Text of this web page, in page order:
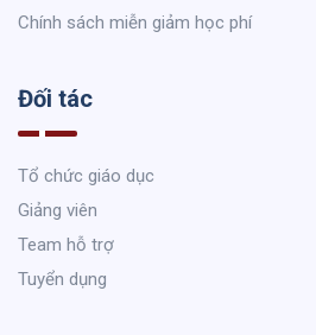
Chính sách miễn giảm học phí
Đối tác
Tổ chức giáo dục
Giảng viên
Team hỗ trợ
Tuyển dụng